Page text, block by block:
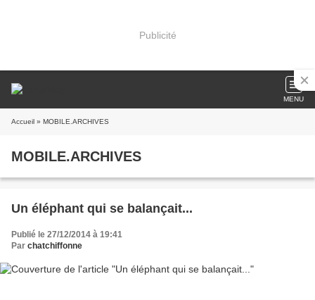
Publicité
MENU
Accueil » MOBILE.ARCHIVES
MOBILE.ARCHIVES
Un éléphant qui se balançait...
Publié le 27/12/2014 à 19:41
Par chatchiffonne